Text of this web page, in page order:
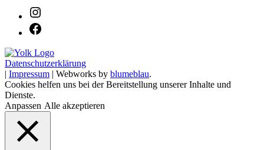
Datenschutzerklärung
| Impressum | Webworks by blumeblau.
Cookies helfen uns bei der Bereitstellung unserer Inhalte und
Dienste.
Anpassen Alle akzeptieren